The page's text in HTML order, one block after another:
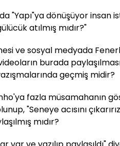
"Yapı"ya dönüşüyor insan
atılmış mıdır?"
ve sosyal medyada
burada
geçmiş midir?
fazla müsamahanın
"Seneye acısını
mıdır?